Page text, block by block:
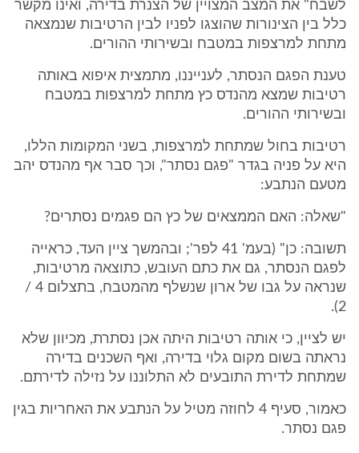
לשבח" את המצב המצויין של הצנרת בדירה, ואינו מקשר
כלל בין הצינורות שהוצגו לפניו לבין הרטיבות שנמצאה
מתחת למרצפות במטבח ובשירותי ההורים.
טענת הפגם הנסתר, לענייננו, מתמצית איפוא באותה
רטיבות שמצא מהנדס כץ מתחת למרצפות במטבח
ובשירותי ההורים.
רטיבות בחול שמתחת למרצפות, בשני המקומות הללו,
היא על פניה בגדר "פגם נסתר", וכך סבר אף מהנדס יהב
מטעם הנתבע:
"שאלה: האם הממצאים של כץ הם פגמים נסתרים?
תשובה: כן" (בעמ' 41 לפר'; ובהמשך ציין העד, כראייה
לפגם הנסתר, גם את כתם העובש, כתוצאה מרטיבות,
שנראה על גבו של ארון שנשלף מהמטבח, בתצלום 4 /
2).
יש לציין, כי אותה רטיבות היתה אכן נסתרת, מכיוון שלא
נראתה בשום מקום גלוי בדירה, ואף השכנים בדירה
שמתחת לדירת התובעים לא התלוננו על נזילה לדירתם.
כאמור, סעיף 4 לחוזה מטיל על הנתבע את האחריות בגין
פגם נסתר.